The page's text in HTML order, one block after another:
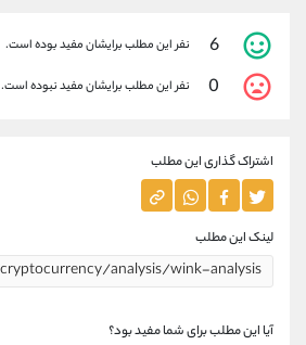
6 نفر این مطلب برایشان مفید بوده است.
0 نفر این مطلب برایشان مفید نبوده است.
اشتراک گذاری این مطلب
لینک این مطلب
آیا این مطلب برای شما مفید بود؟